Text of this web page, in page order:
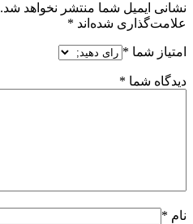
نشانی ایمیل شما منتشر نخواهد شد.
علامت‌گذاری شده‌اند *
امتیاز شما *
دیدگاه شما *
نام *